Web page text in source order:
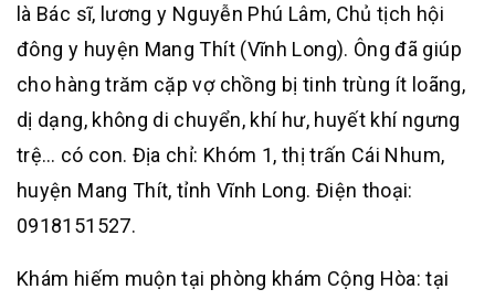
là Bác sĩ, lương y Nguyễn Phú Lâm, Chủ tịch hội
đông y huyện Mang Thít (Vĩnh Long). Ông đã giúp
cho hàng trăm cặp vợ chồng bị tinh trùng ít loãng,
dị dạng, không di chuyển, khí hư, huyết khí ngưng
trệ… có con. Địa chỉ: Khóm 1, thị trấn Cái Nhum,
huyện Mang Thít, tỉnh Vĩnh Long. Điện thoại:
0918151527.
Khám hiếm muộn tại phòng khám Cộng Hòa: tại